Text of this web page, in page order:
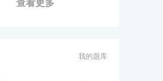
查看更多
我的题库